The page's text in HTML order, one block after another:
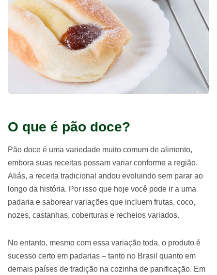
O que é pão doce?
Pão doce é uma variedade muito comum de alimento,
embora suas receitas possam variar conforme a região.
Aliás, a receita tradicional andou evoluindo sem parar ao
longo da história. Por isso que hoje você pode ir a uma
padaria e saborear variações que incluem frutas, coco,
nozes, castanhas, coberturas e recheios variados.
No entanto, mesmo com essa variação toda, o produto é
sucesso certo em padarias – tanto no Brasil quanto em
demais países de tradição na cozinha de panificação. Em